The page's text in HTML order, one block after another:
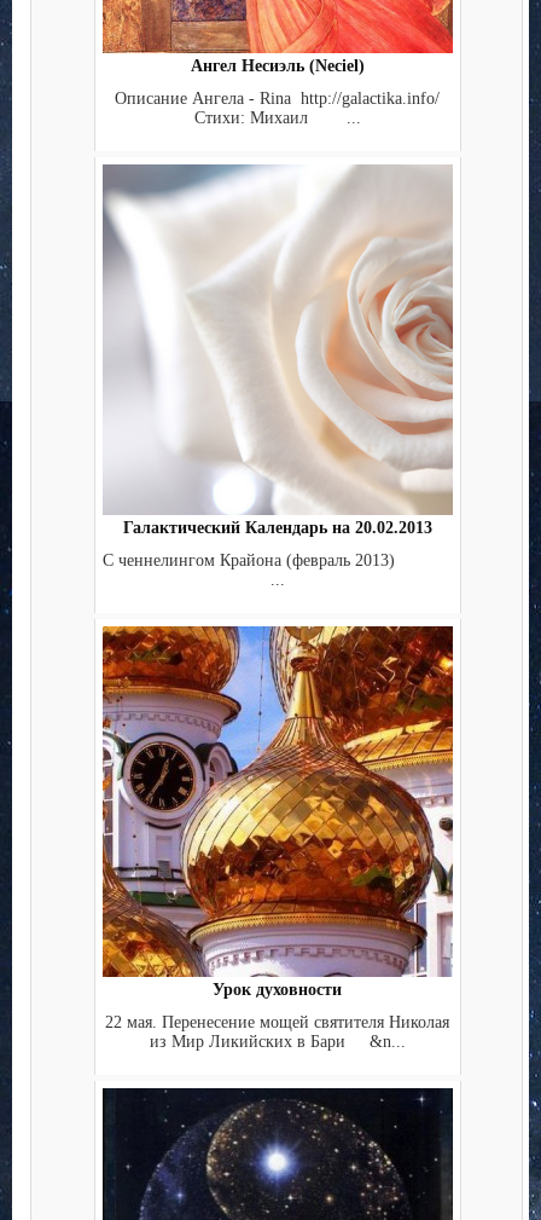
Ангел Несиэль (Neciel)
Описание Ангела - Rina http://galactika.info/
Стихи: Михаил ...
Галактический Календарь на 20.02.2013
С ченнелингом Крайона (февраль 2013)
Урок духовности
22 мая. Перенесение мощей святителя Николая
из Мир Ликийских в Бари &n...